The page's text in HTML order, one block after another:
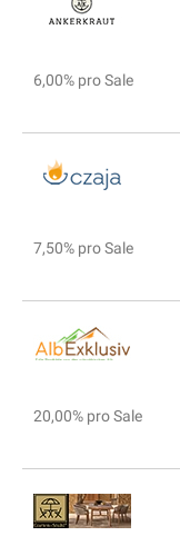
6,00% pro Sale
7,50% pro Sale
20,00% pro Sale